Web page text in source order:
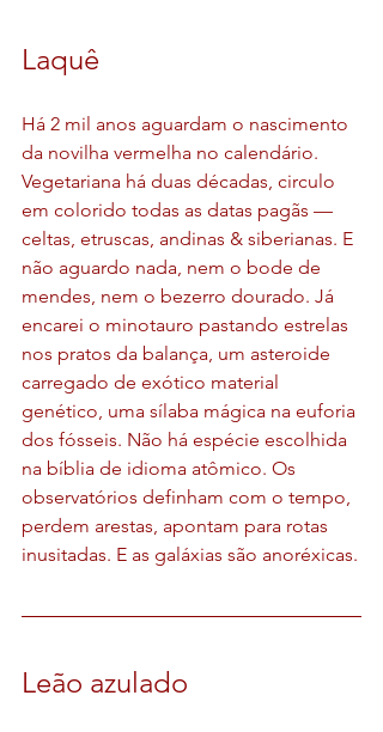
Laquê
Há 2 mil anos aguardam o nascimento
da novilha vermelha no calendário.
Vegetariana há duas décadas, circulo
em colorido todas as datas pagãs —
celtas, etruscas, andinas & siberianas. E
não aguardo nada, nem o bode de
mendes, nem o bezerro dourado. Já
encarei o minotauro pastando estrelas
nos pratos da balança, um asteroide
carregado de exótico material
genético, uma sílaba mágica na euforia
dos fósseis. Não há espécie escolhida
na bíblia de idioma atômico. Os
observatórios definham com o tempo,
perdem arestas, apontam para rotas
inusitadas. E as galáxias são anoréxicas.
Leão azulado